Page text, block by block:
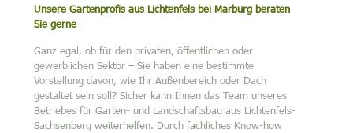
Unsere Gartenprofis aus Lichtenfels bei Marburg beraten
Sie gerne
Ganz egal, ob für den privaten, öffentlichen oder
gewerblichen Sektor – Sie haben eine bestimmte
Vorstellung davon, wie Ihr Außenbereich oder Dach
gestaltet sein soll? Sicher kann Ihnen das Team unseres
Betriebes für Garten- und Landschaftsbau aus Lichtenfels-
Sachsenberg weiterhelfen. Durch fachliches Know-how